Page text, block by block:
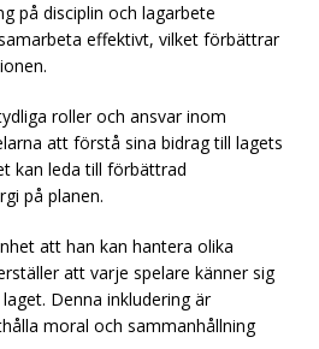
på disciplin och lagarbete
effektivt, vilket förbättrar
roller och ansvar inom
att förstå sina bidrag till lagets
kan leda till förbättrad
på planen.
att han kan hantera olika
att varje spelare känner sig
Denna inkludering är
moral och sammanhållning